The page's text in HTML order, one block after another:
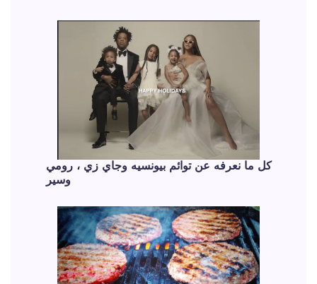
كل ما نعرفه عن توائم بيونسيه وجاي زي ، رومي
وسير